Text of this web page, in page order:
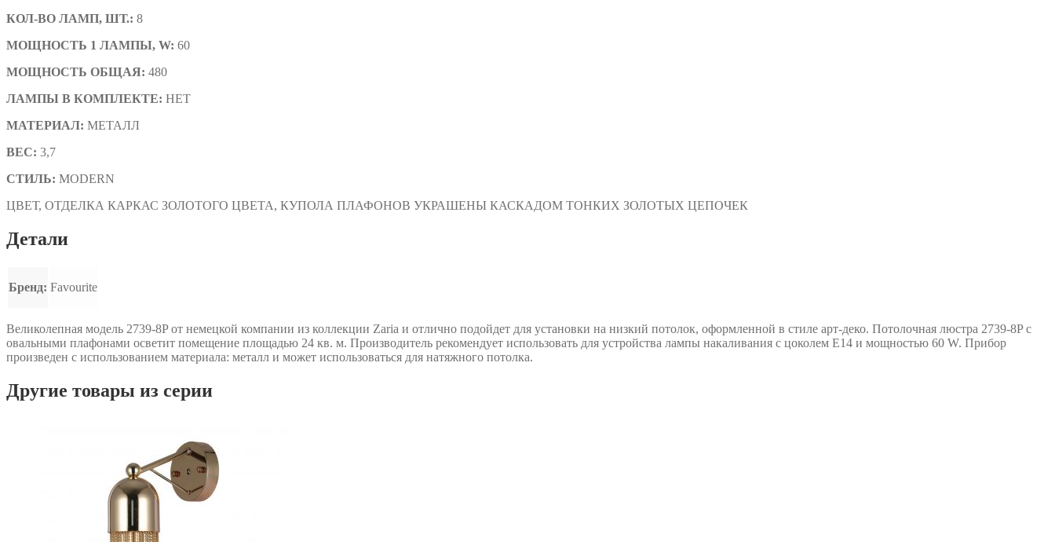
КОЛ-ВО ЛАМП, ШТ.: 8
МОЩНОСТЬ 1 ЛАМПЫ, W: 60
МОЩНОСТЬ ОБЩАЯ: 480
ЛАМПЫ В КОМПЛЕКТЕ: НЕТ
МАТЕРИАЛ: МЕТАЛЛ
ВЕС: 3,7
СТИЛЬ: MODERN
ЦВЕТ, ОТДЕЛКА КАРКАС ЗОЛОТОГО ЦВЕТА, КУПОЛА ПЛАФОНОВ УКРАШЕНЫ КАСКАДОМ ТОНКИХ ЗОЛОТЫХ ЦЕПОЧЕК
Детали
Бренд: Favourite
Великолепная модель 2739-8P от немецкой компании из коллекции Zaria и отлично подойдет для установки на низкий потолок, оформленной в стиле арт-деко. Потолочная люстра 2739-8P с
овальными плафонами осветит помещение площадью 24 кв. м. Производитель рекомендует использовать для устройства лампы накаливания с цоколем E14 и мощностью 60 W. Прибор
произведен с использованием материала: металл и может использоваться для натяжного потолка.
Другие товары из серии